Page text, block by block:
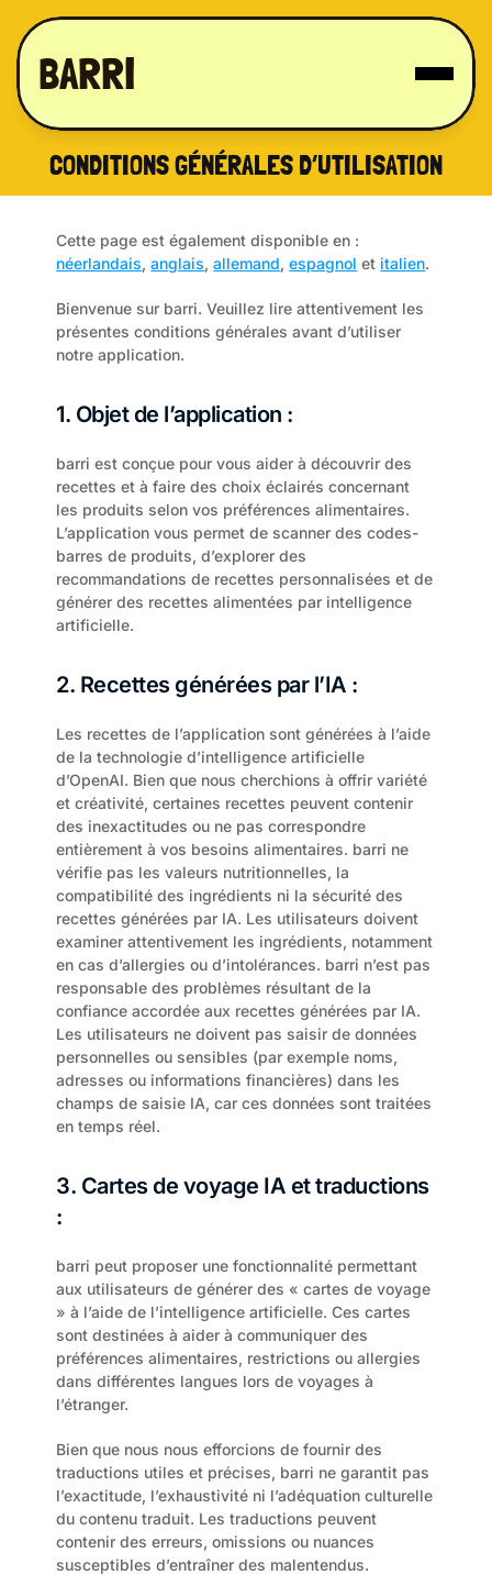
néerlandais, anglais, allemand, espagnol et italien.
Bienvenue sur barri. Veuillez lire attentivement les
présentes conditions générales avant d’utiliser
notre application.
1. Objet de l’application :
barri est conçue pour vous aider à découvrir des
recettes et à faire des choix éclairés concernant
les produits selon vos préférences alimentaires.
L’application vous permet de scanner des codes-
barres de produits, d’explorer des
recommandations de recettes personnalisées et de
générer des recettes alimentées par intelligence
artificielle.
2. Recettes générées par l’IA :
Les recettes de l’application sont générées à l’aide
de la technologie d’intelligence artificielle
d’OpenAI. Bien que nous cherchions à offrir variété
et créativité, certaines recettes peuvent contenir
des inexactitudes ou ne pas correspondre
entièrement à vos besoins alimentaires. barri ne
vérifie pas les valeurs nutritionnelles, la
compatibilité des ingrédients ni la sécurité des
recettes générées par IA. Les utilisateurs doivent
examiner attentivement les ingrédients, notamment
en cas d’allergies ou d’intolérances. barri n’est pas
responsable des problèmes résultant de la
confiance accordée aux recettes générées par IA.
Les utilisateurs ne doivent pas saisir de données
personnelles ou sensibles (par exemple noms,
adresses ou informations financières) dans les
champs de saisie IA, car ces données sont traitées
en temps réel.
3. Cartes de voyage IA et traductions
:
barri peut proposer une fonctionnalité permettant
aux utilisateurs de générer des « cartes de voyage
» à l’aide de l’intelligence artificielle. Ces cartes
sont destinées à aider à communiquer des
préférences alimentaires, restrictions ou allergies
dans différentes langues lors de voyages à
l’étranger.
Bien que nous nous efforcions de fournir des
traductions utiles et précises, barri ne garantit pas
l’exactitude, l’exhaustivité ni l’adéquation culturelle
du contenu traduit. Les traductions peuvent
contenir des erreurs, omissions ou nuances
susceptibles d’entraîner des malentendus.
CONDITIONS GÉNÉRALES D’UTILISATION
BARRI